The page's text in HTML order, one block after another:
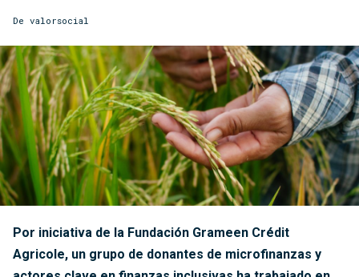
De valorsocial
Por iniciativa de la Fundación Grameen Crédit
Agricole, un grupo de donantes de microfinanzas y